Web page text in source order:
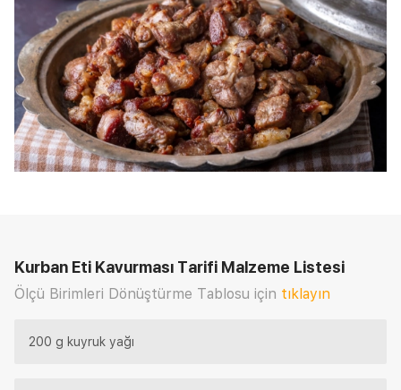
Kurban Eti Kavurması Tarifi Malzeme Listesi
Ölçü Birimleri Dönüştürme Tablosu için tıklayın
200 g kuyruk yağı